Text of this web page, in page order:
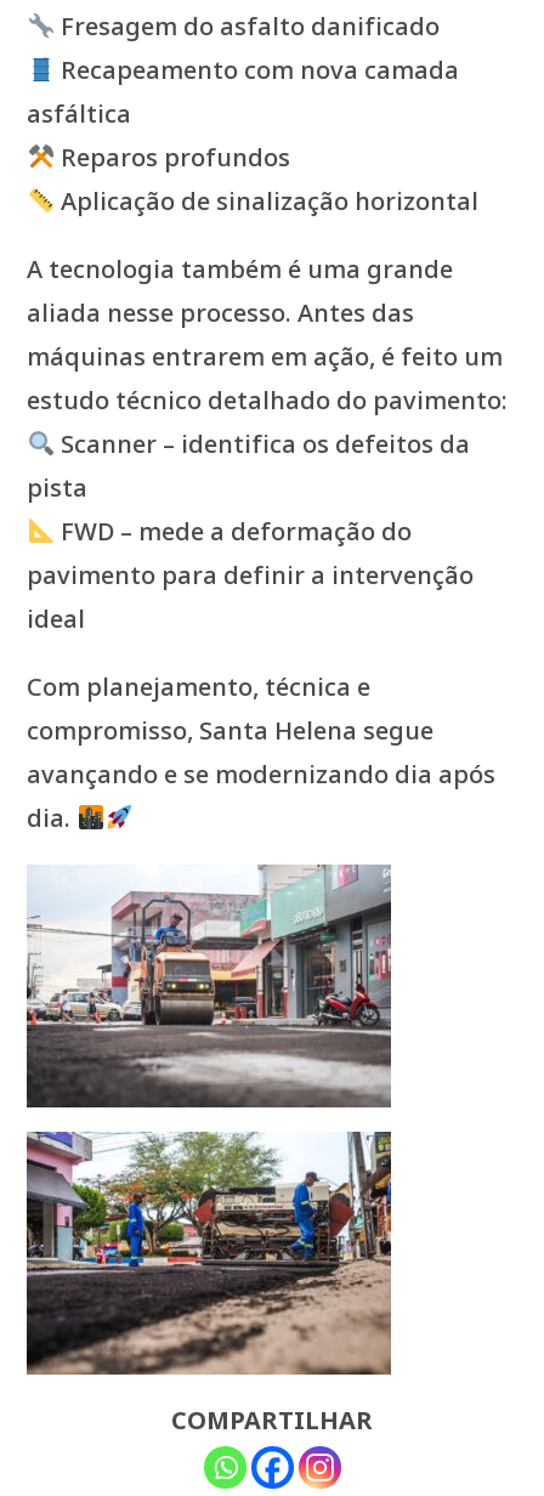
Fresagem do asfalto danificado
Recapeamento com nova camada
asfáltica
Reparos profundos
Aplicação de sinalização horizontal
A tecnologia também é uma grande
aliada nesse processo. Antes das
máquinas entrarem em ação, é feito um
estudo técnico detalhado do pavimento:
Scanner – identifica os defeitos da
pista
FWD – mede a deformação do
pavimento para definir a intervenção
ideal
Com planejamento, técnica e
compromisso, Santa Helena segue
avançando e se modernizando dia após
dia.
COMPARTILHAR